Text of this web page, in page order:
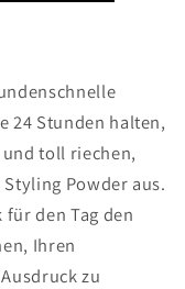
24 Stunden halten,
toll riechen,
Powder aus.
den Tag den
Ihren
zu